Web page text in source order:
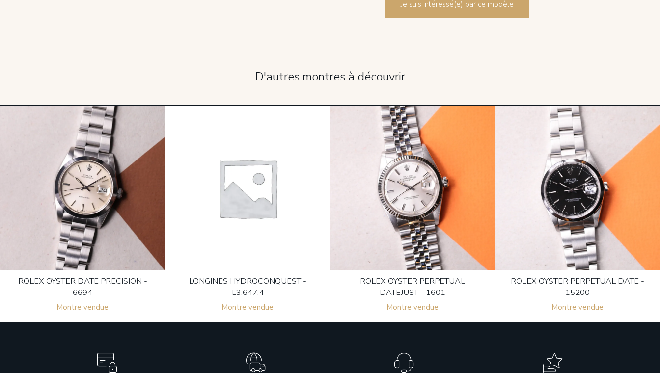
Je suis intéressé(e) par ce modèle
D'autres montres à découvrir
ROLEX OYSTER DATE PRECISION -
6694
Montre vendue
LONGINES HYDROCONQUEST -
L3.647.4
Montre vendue
ROLEX OYSTER PERPETUAL
DATEJUST - 1601
Montre vendue
ROLEX OYSTER PERPETUAL DATE -
15200
Montre vendue